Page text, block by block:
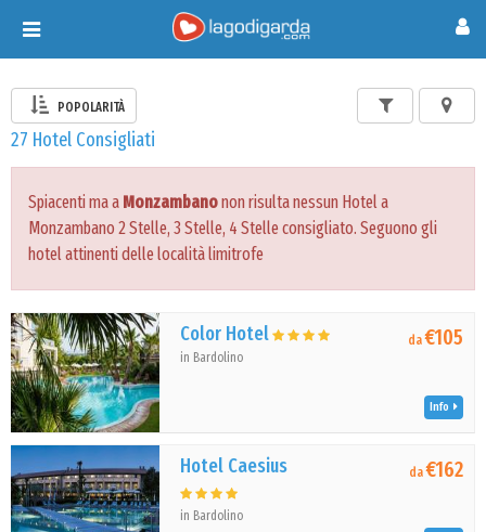
Toggle
navigation
POPOLARITÀ
27 Hotel Consigliati
Spiacenti ma a Monzambanonon risulta nessun Hotel a
Monzambano 2 Stelle, 3 Stelle, 4 Stelle consigliato. Seguono gli
hotel attinenti delle località limitrofe
Color Hotel
in Bardolino
da€105
Info
Hotel Caesius
in Bardolino
da€162